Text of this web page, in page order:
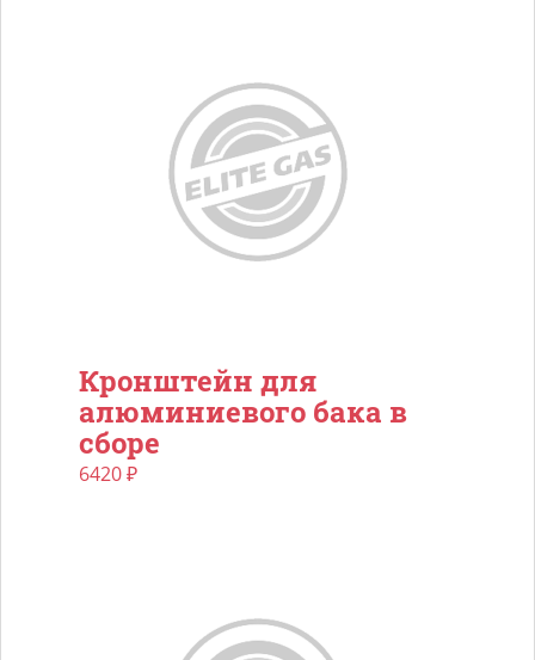
Кронштейн для
алюминиевого бака в
сборе
6420₽